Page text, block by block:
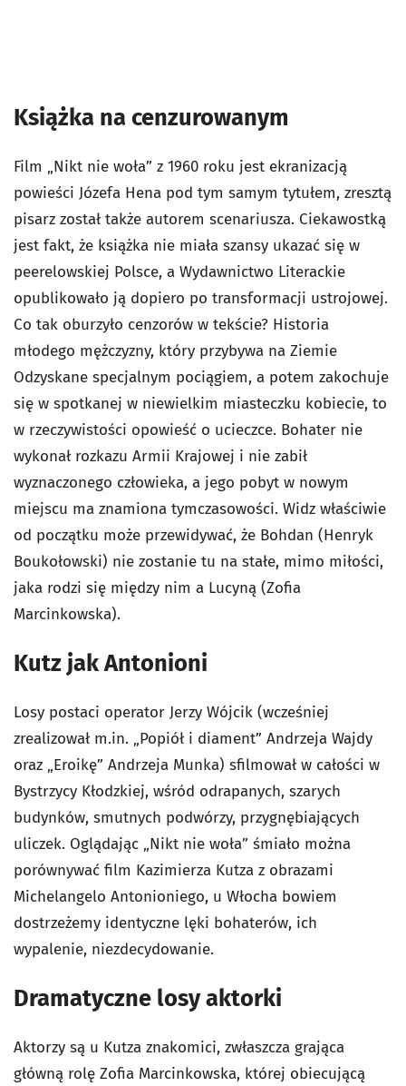
Książka na cenzurowanym
Film „Nikt nie woła” z 1960 roku jest ekranizacją
powieści Józefa Hena pod tym samym tytułem, zresztą
pisarz został także autorem scenariusza. Ciekawostką
jest fakt, że książka nie miała szansy ukazać się w
peerelowskiej Polsce, a Wydawnictwo Literackie
opublikowało ją dopiero po transformacji ustrojowej.
Co tak oburzyło cenzorów w tekście? Historia
młodego mężczyzny, który przybywa na Ziemie
Odzyskane specjalnym pociągiem, a potem zakochuje
się w spotkanej w niewielkim miasteczku kobiecie, to
w rzeczywistości opowieść o ucieczce. Bohater nie
wykonał rozkazu Armii Krajowej i nie zabił
wyznaczonego człowieka, a jego pobyt w nowym
miejscu ma znamiona tymczasowości. Widz właściwie
od początku może przewidywać, że Bohdan (Henryk
Boukołowski) nie zostanie tu na stałe, mimo miłości,
jaka rodzi się między nim a Lucyną (Zofia
Marcinkowska).
Kutz jak Antonioni
Losy postaci operator Jerzy Wójcik (wcześniej
zrealizował m.in. „Popiół i diament” Andrzeja Wajdy
oraz „Eroikę” Andrzeja Munka) sfilmował w całości w
Bystrzycy Kłodzkiej, wśród odrapanych, szarych
budynków, smutnych podwórzy, przygnębiających
uliczek. Oglądając „Nikt nie woła” śmiało można
porównywać film Kazimierza Kutza z obrazami
Michelangelo Antonioniego, u Włocha bowiem
dostrzeżemy identyczne lęki bohaterów, ich
wypalenie, niezdecydowanie.
Dramatyczne losy aktorki
Aktorzy są u Kutza znakomici, zwłaszcza grająca
główną rolę Zofia Marcinkowska, której obiecującą